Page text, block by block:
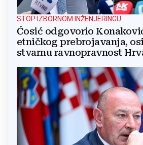
STOP IZBORNOM INŽENJERINGU
Ćosić odgovorio
etničkog prebrojavanja,
stvarnu ravnopravnost